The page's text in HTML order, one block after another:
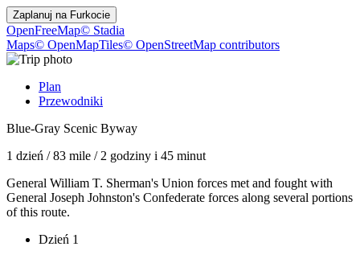
Zaplanuj na Furkocie
OpenFreeMap© Stadia
Maps© OpenMapTiles© OpenStreetMap contributors
Plan
Przewodniki
Blue-Gray Scenic Byway
1 dzień /83 mile / 2 godziny i 45 minut
General William T. Sherman's Union forces met and fought with
General Joseph Johnston's Confederate forces along several portions
of this route.
Dzień 1